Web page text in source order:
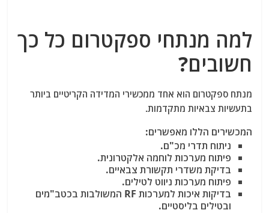
למה מנתחי ספקטרום כל כך
חשובים?
מנתח ספקטרום הוא אחד ממכשירי המדידה הקריטיים ביותר
בתעשיות צבאיות מתקדמות.
המכשירים הללו מאפשרים:
ניתוח תדרי מכ"ם.
פיתוח מערכות לוחמה אלקטרונית.
בדיקת משדרי תקשורת צבאיים.
פיתוח מערכות ניווט לטילים.
בדיקות איכות למערכות RF המשולבות בכטב"מים
ובטילים בליסטיים.